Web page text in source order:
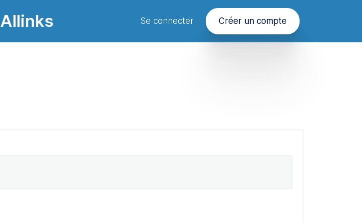
Allinks Se connecter Créer un compte